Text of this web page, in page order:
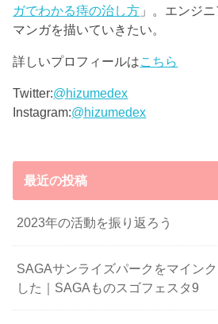
ガでわかる痔の治し方 」。エンジ
マンガを描いていきたい。
詳しいプロフィールはこちら
Twitter:@hizumedex
Instagram:@hizumedex
最近の投稿
2023年の活動を振り返ろう
SAGAサンライズパークをマイン
した｜SAGAものスゴフェスタ9